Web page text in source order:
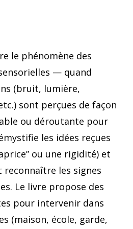
le phénomène des
— quand
(bruit, lumière,
sont perçues de façon
ou déroutante pour
les idées reçues
ou une rigidité) et
reconnaître les signes
Le livre propose des
pour intervenir dans
(maison, école, garde,